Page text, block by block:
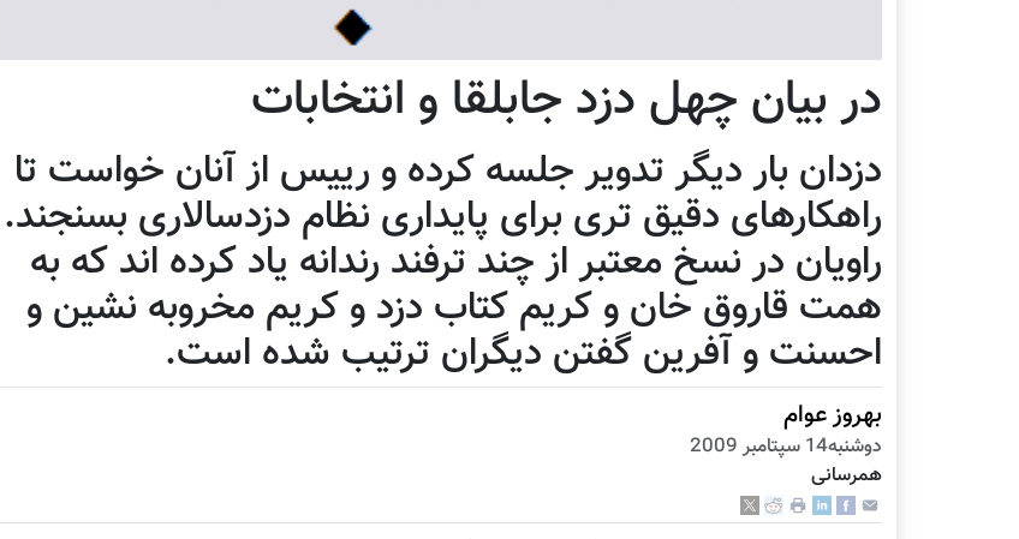
در بیان چهل دزد جابلقا و انتخابات
دزدان بار دیگر تدویر جلسه کرده و رییس از آنان خواست تا
راهکارهای دقیق تری برای پایداری نظام دزدسالاری بسنجند.
راویان در نسخ معتبر از چند ترفند رندانه یاد کرده اند که به
همت قاروق خان و کریم کتاب دزد و کریم مخروبه نشین و
احسنت و آفرین گفتن دیگران ترتیب شده است.
بهروز عوام
دوشنبه14 سپتامبر 2009
همرسانی